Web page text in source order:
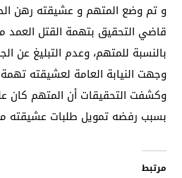
و تم وضع المتهم و عشيقته رهن
قاضي التحقيق بتهمة القتل العمد
بالنسبة للمتهم، وعدم التبليغ عن
وجهت النيابة العامة لعشيقته
وكشفت التحقيقات أن المتهم كان
بسبب رفضه تمويل طلبات عشيقته
مرتبط